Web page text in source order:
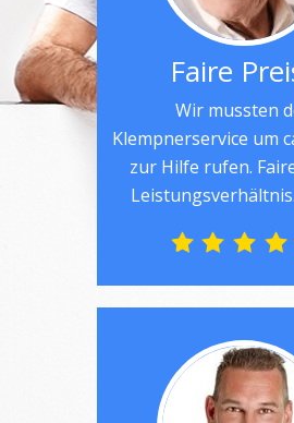
Faire
Wir mussten
Klempnerservice um
zur Hilfe rufen.